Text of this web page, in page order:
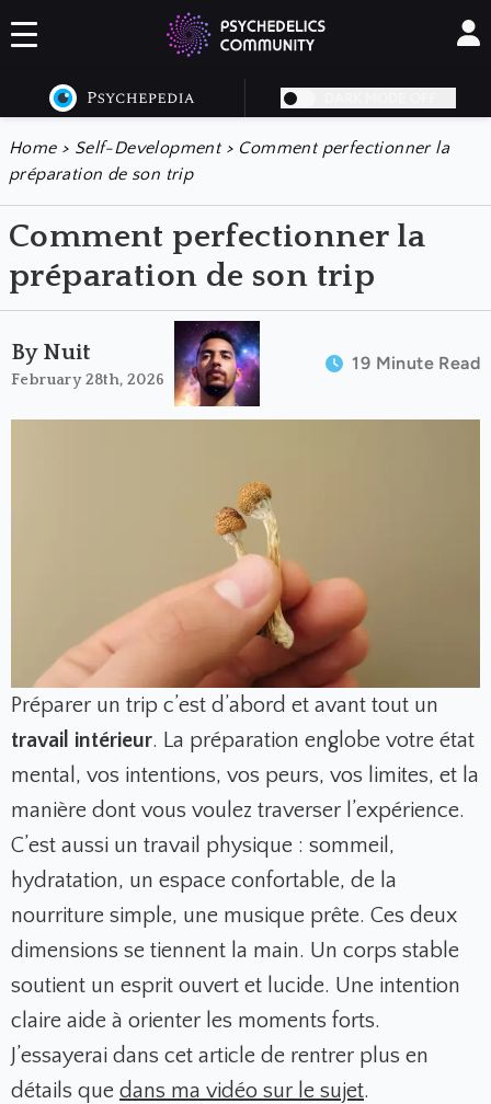
Home > Self-Development> Comment perfectionner la
préparation de son trip
Comment perfectionner la
préparation de son trip
By Nuit
February 28th, 2026
19 Minute Read
Préparer un trip c’est d’abord et avant tout un
travail intérieur. La préparation englobe votre état
mental, vos intentions, vos peurs, vos limites, et la
manière dont vous voulez traverser l’expérience.
C’est aussi un travail physique : sommeil,
hydratation, un espace confortable, de la
nourriture simple, une musique prête. Ces deux
dimensions se tiennent la main. Un corps stable
soutient un esprit ouvert et lucide. Une intention
claire aide à orienter les moments forts.
J’essayerai dans cet article de rentrer plus en
détails que dans ma vidéo sur le sujet.